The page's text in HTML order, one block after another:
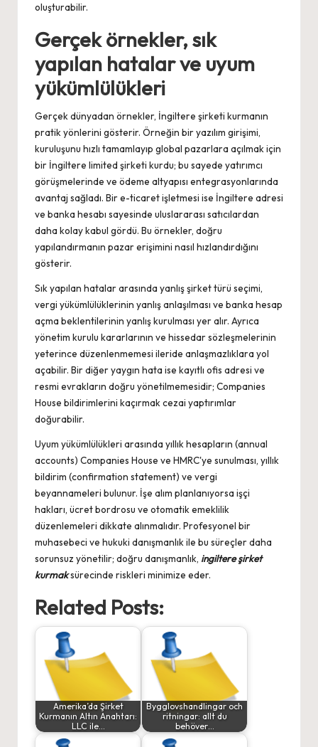
oluşturabilir.
Gerçek örnekler, sık
yapılan hatalar ve uyum
yükümlülükleri
Gerçek dünyadan örnekler, İngiltere şirketi kurmanın
pratik yönlerini gösterir. Örneğin bir yazılım girişimi,
kuruluşunu hızlı tamamlayıp global pazarlara açılmak için
bir İngiltere limited şirketi kurdu; bu sayede yatırımcı
görüşmelerinde ve ödeme altyapısı entegrasyonlarında
avantaj sağladı. Bir e-ticaret işletmesi ise İngiltere adresi
ve banka hesabı sayesinde uluslararası satıcılardan
daha kolay kabul gördü. Bu örnekler, doğru
yapılandırmanın pazar erişimini nasıl hızlandırdığını
gösterir.
Sık yapılan hatalar arasında yanlış şirket türü seçimi,
vergi yükümlülüklerinin yanlış anlaşılması ve banka hesap
açma beklentilerinin yanlış kurulması yer alır. Ayrıca
yönetim kurulu kararlarının ve hissedar sözleşmelerinin
yeterince düzenlenmemesi ileride anlaşmazlıklara yol
açabilir. Bir diğer yaygın hata ise kayıtlı ofis adresi ve
resmi evrakların doğru yönetilmemesidir; Companies
House bildirimlerini kaçırmak cezai yaptırımlar
doğurabilir.
Uyum yükümlülükleri arasında yıllık hesapların (annual
accounts) Companies House ve HMRC'ye sunulması, yıllık
bildirim (confirmation statement) ve vergi
beyannameleri bulunur. İşe alım planlanıyorsa işçi
hakları, ücret bordrosu ve otomatik emeklilik
düzenlemeleri dikkate alınmalıdır. Profesyonel bir
muhasebeci ve hukuki danışmanlık ile bu süreçler daha
sorunsuz yönetilir; doğru danışmanlık, ingiltere şirket
kurmaksürecinde riskleri minimize eder.
Related Posts:
Amerika’da Şirket
Kurmanın Altın Anahtarı:
LLC ile…
Bygglovshandlingar och
ritningar: allt du
behöver…